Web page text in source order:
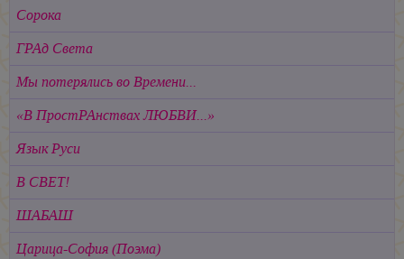
Сорока
ГРАд Света
Мы потерялись во Времени...
«В ПростРАнствах ЛЮБВИ...»
Язык Руси
В СВЕТ!
ШАБАШ
Царица-София (Поэма)